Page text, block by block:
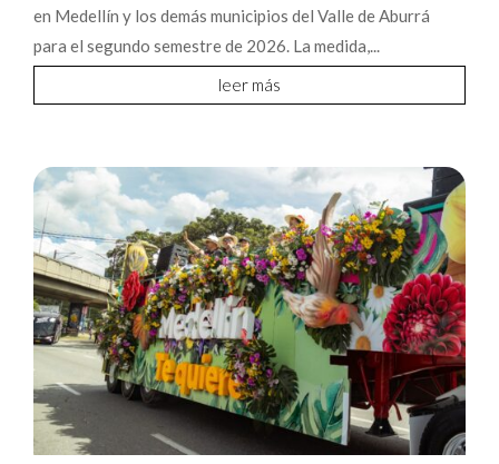
en Medellín y los demás municipios del Valle de Aburrá
para el segundo semestre de 2026. La medida,...
leer más